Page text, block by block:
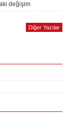
değişim
Diğer Yazılar